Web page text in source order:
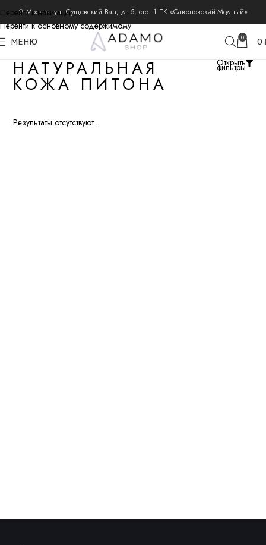
Перейти к навигации
Перейти к основному содержимому
⚲ Москва, ул. Сущевский Вал, д. 5, стр. 1 ТК «Савеловский-Модный»
МЕНЮ 0 0
НАТУРАЛЬНАЯ
КОЖА ПИТОНА
Открыть
фильтры
Результаты отсутствуют...